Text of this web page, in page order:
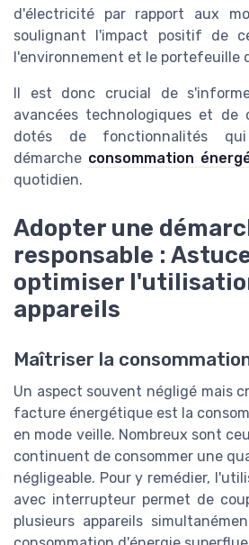
d'électricité par rapport aux
soulignant l'impact positif de
l'environnement et le portefeuille
Il est donc crucial de
avancées technologiques et de
dotés de fonctionnalités
démarche consommation
quotidien.
Adopter une
responsable :
optimiser
appareils
Maîtriser la
Un aspect souvent négligé mais
facture énergétique est la
en mode veille. Nombreux sont
continuent de consommer une
négligeable. Pour y remédier,
avec interrupteur permet de
plusieurs appareils